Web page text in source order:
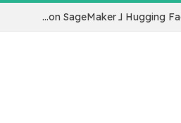
نقدم لكم Hugging Face LLM Inference Container لـ Amazon SageMaker